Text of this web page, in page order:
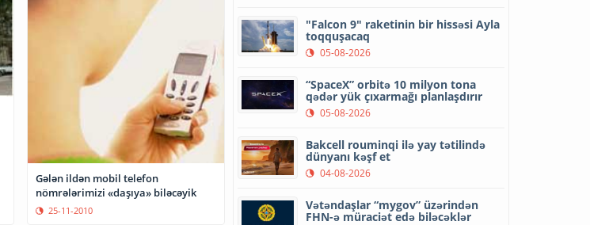
Gələn ildən mobil telefon
nömrələrimizi «daşıya» biləcəyik
25-11-2010
"Falcon 9" raketinin bir hissəsi Ayla
toqquşacaq
05-08-2026
“SpaceX” orbitə 10 milyon tona
qədər yük çıxarmağı planlaşdırır
05-08-2026
Bakcell rouminqi ilə yay tətilində
dünyanı kəşf et
04-08-2026
Vətəndaşlar “mygov” üzərindən
FHN-ə müraciət edə biləcəklər